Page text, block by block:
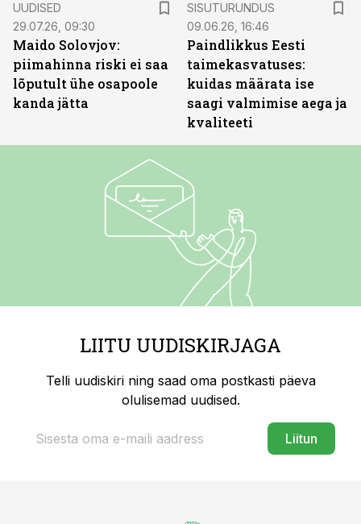
UUDISED
29.07.26, 09:30
Maido Solovjov:
piimahinna riski ei saa
lõputult ühe osapoole
kanda jätta
SISUTURUNDUS
09.06.26, 16:46
Paindlikkus Eesti
taimekasvatuses:
kuidas määrata ise
saagi valmimise aega ja
kvaliteeti
LIITU UUDISKIRJAGA
Telli uudiskiri ning saad oma postkasti päeva
olulisemad uudised.
Liitun